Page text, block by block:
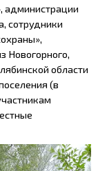
администрации
сотрудники
Новогорного,
области
(в